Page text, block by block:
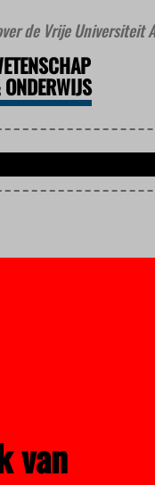
de Vrije Universiteit
ONDERWIJS
van